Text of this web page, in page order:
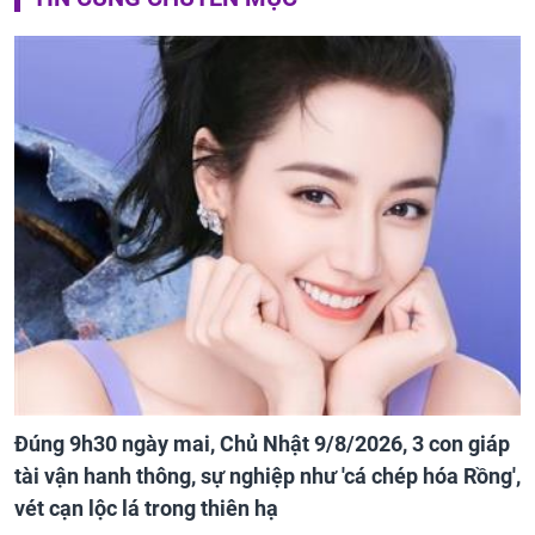
Đúng 9h30 ngày mai, Chủ Nhật 9/8/2026, 3 con giáp
tài vận hanh thông, sự nghiệp như 'cá chép hóa Rồng',
vét cạn lộc lá trong thiên hạ